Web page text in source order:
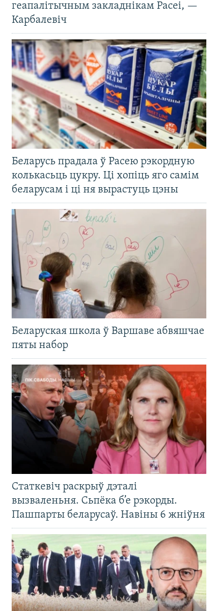
геапалітычным закладнікам Расеі, —
Карбалевіч
Беларусь прадала ў Расею рэкордную
колькасьць цукру. Ці хопіць яго самім
беларусам і ці ня вырастуць цэны
Беларуская школа ў Варшаве абвяшчае
пяты набор
Статкевіч раскрыў дэталі
вызваленьня. Сьпёка б’е рэкорды.
Пашпарты беларусаў. Навіны 6 жніўня